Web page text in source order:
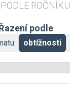
ROČNÍKU
podle
obtížnosti